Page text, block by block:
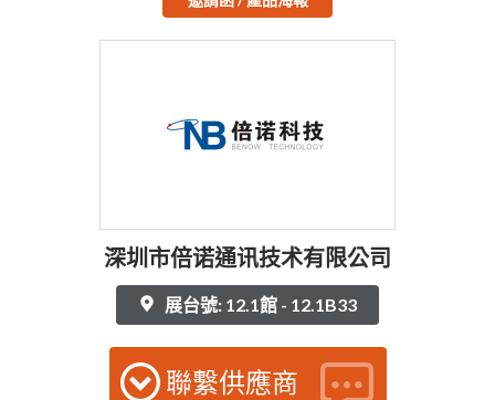
深圳市倍诺通讯技术有限公司
展台號: 12.1館 - 12.1B33
聯繫供應商